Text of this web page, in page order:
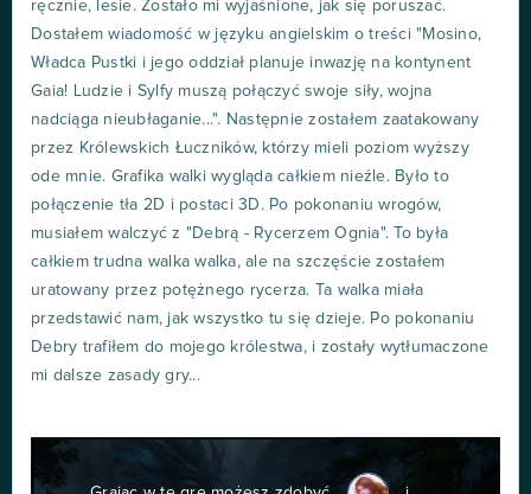
ręcznie, lesie. Zostało mi wyjaśnione, jak się poruszać.
Dostałem wiadomość w języku angielskim o treści "Mosino,
Władca Pustki i jego oddział planuje inwazję na kontynent
Gaia! Ludzie i Sylfy muszą połączyć swoje siły, wojna
nadciąga nieubłaganie...". Następnie zostałem zaatakowany
przez Królewskich Łuczników, którzy mieli poziom wyższy
ode mnie. Grafika walki wygląda całkiem nieźle. Było to
połączenie tła 2D i postaci 3D. Po pokonaniu wrogów,
musiałem walczyć z "Debrą - Rycerzem Ognia". To była
całkiem trudna walka walka, ale na szczęście zostałem
uratowany przez potężnego rycerza. Ta walka miała
przedstawić nam, jak wszystko tu się dzieje. Po pokonaniu
Debry trafiłem do mojego królestwa, i zostały wytłumaczone
mi dalsze zasady gry...